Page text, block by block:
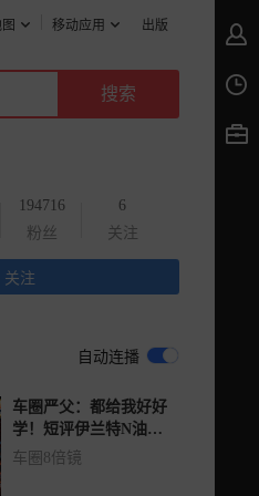
移动应用 出版
194716
粉丝
6
关注
关注
自动连播
车圈严父：都给我好好
学！短评伊兰特N油品
自学习机制
车圈8倍镜